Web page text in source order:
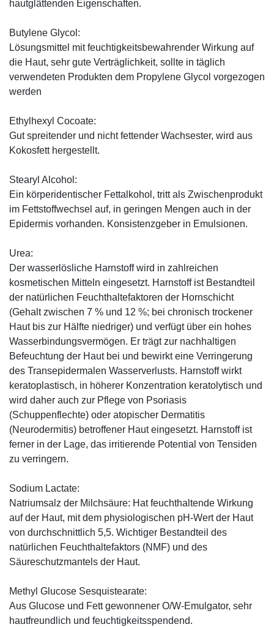
hautglättenden Eigenschaften.
Butylene Glycol:
Lösungsmittel mit feuchtigkeitsbewahrender Wirkung auf
die Haut, sehr gute Verträglichkeit, sollte in täglich
verwendeten Produkten dem Propylene Glycol vorgezogen
werden
Ethylhexyl Cocoate:
Gut spreitender und nicht fettender Wachsester, wird aus
Kokosfett hergestellt.
Stearyl Alcohol:
Ein körperidentischer Fettalkohol, tritt als Zwischenprodukt
im Fettstoffwechsel auf, in geringen Mengen auch in der
Epidermis vorhanden. Konsistenzgeber in Emulsionen.
Urea:
Der wasserlösliche Harnstoff wird in zahlreichen
kosmetischen Mitteln eingesetzt. Harnstoff ist Bestandteil
der natürlichen Feuchthaltefaktoren der Hornschicht
(Gehalt zwischen 7 % und 12 %; bei chronisch trockener
Haut bis zur Hälfte niedriger) und verfügt über ein hohes
Wasserbindungsvermögen. Er trägt zur nachhaltigen
Befeuchtung der Haut bei und bewirkt eine Verringerung
des Transepidermalen Wasserverlusts. Harnstoff wirkt
keratoplastisch, in höherer Konzentration keratolytisch und
wird daher auch zur Pflege von Psoriasis
(Schuppenflechte) oder atopischer Dermatitis
(Neurodermitis) betroffener Haut eingesetzt. Harnstoff ist
ferner in der Lage, das irritierende Potential von Tensiden
zu verringern.
Sodium Lactate:
Natriumsalz der Milchsäure: Hat feuchthaltende Wirkung
auf der Haut, mit dem physiologischen pH-Wert der Haut
von durchschnittlich 5,5. Wichtiger Bestandteil des
natürlichen Feuchthaltefaktors (NMF) und des
Säureschutzmantels der Haut.
Methyl Glucose Sesquistearate:
Aus Glucose und Fett gewonnener O/W-Emulgator, sehr
hautfreundlich und feuchtigkeitsspendend.